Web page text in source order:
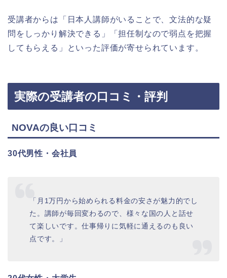
受講者からは「日本人講師がいることで、文法的な疑
問をしっかり解決できる」「担任制なので弱点を把握
してもらえる」といった評価が寄せられています。
実際の受講者の口コミ・評判
NOVAの良い口コミ
30代男性・会社員
「月1万円から始められる料金の安さが魅力的でし
た。講師が毎回変わるので、様々な国の人と話せ
て楽しいです。仕事帰りに気軽に通えるのも良い
点です。」